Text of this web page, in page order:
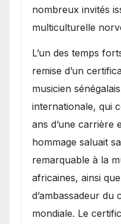
nombreux invités
multiculturelle
​L’un des temps
remise d’un
musicien
internationale, qui
ans d’une carrière
hommage saluait
remarquable à la
africaines, ainsi
d’ambassadeur du
mondiale. Le